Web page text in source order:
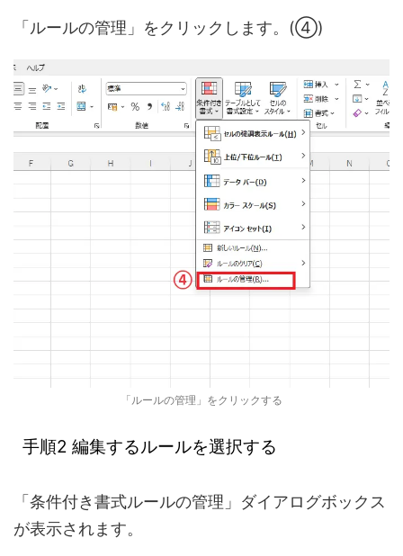
「ルールの管理」をクリックします。(④)
「ルールの管理」をクリックする
手順2 編集するルールを選択する
「条件付き書式ルールの管理」ダイアログボックス
が表示されます。